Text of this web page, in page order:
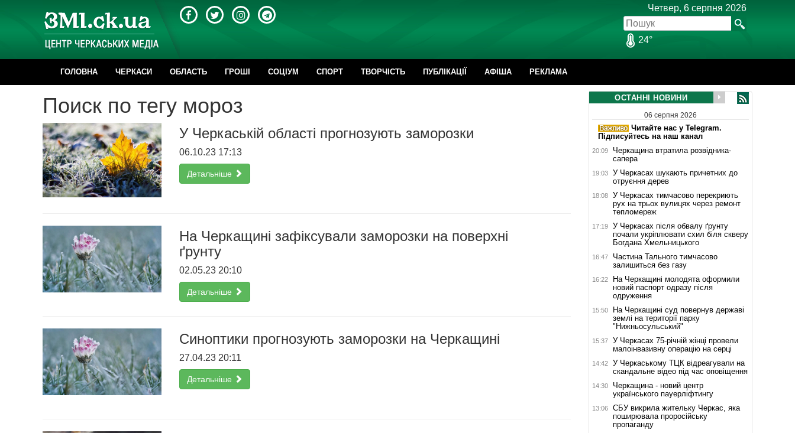
Четвер, 6 серпня 2026
24°
ГОЛОВНА ЧЕРКАСИ ОБЛАСТЬ ГРОШІ CОЦІУМ СПОРТ ТВОРЧІСТЬ ПУБЛІКАЦІЇ АФІША РЕКЛАМА
Поиск по тегу мороз
У Черкаській області прогнозують заморозки
06.10.23 17:13
Детальніше
На Черкащині зафіксували заморозки на поверхні
ґрунту
02.05.23 20:10
Детальніше
Синоптики прогнозують заморозки на Черкащині
27.04.23 20:11
Детальніше
ОСТАННІ НОВИНИ
06 серпня 2026
Читайте нас у Telegram.
Підписуйтесь на наш канал
20:09
Черкащина втратила розвідника-
сапера
19:03
У Черкасах шукають причетних до
отруєння дерев
18:08
У Черкасах тимчасово перекриють
рух на трьох вулицях через ремонт
тепломереж
17:19
У Черкасах після обвалу ґрунту
почали укріплювати схил біля скверу
Богдана Хмельницького
16:47
Частина Тального тимчасово
залишиться без газу
16:22
На Черкащині молодята оформили
новий паспорт одразу після
одруження
15:50
На Черкащині суд повернув державі
землі на території парку
"Нижньосульський"
15:37
У Черкасах 75-річній жінці провели
малоінвазивну операцію на серці
14:42
У Черкаському ТЦК відреагували на
скандальне відео під час оповіщення
14:30
Черкащина - новий центр
українського пауерліфтингу
13:06
СБУ викрила жительку Черкас, яка
поширювала проросійську
пропаганду